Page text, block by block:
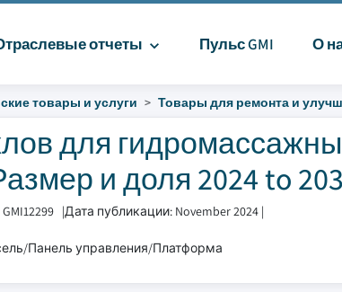
отчеты Пульс GMI О
товары и услуги Товары для ремонта и
для
и доля 2024 to
|Дата публикации: November 2024 |
Панель управления/Платформа